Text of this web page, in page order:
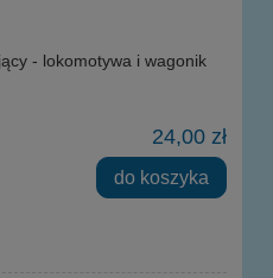
- lokomotywa i wagonik
24,00 zł
do koszyka